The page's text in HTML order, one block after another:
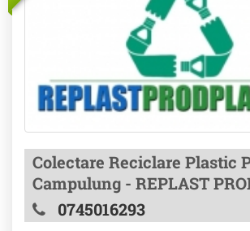
Colectare Reciclare Plastic
Campulung - REPLAST
0745016293